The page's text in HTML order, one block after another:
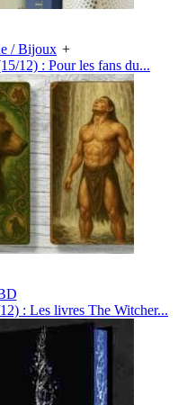
/ Bijoux +
12) : Pour les fans du...
: Les livres The Witcher...